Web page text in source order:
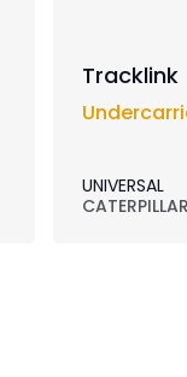
Tracklink
UNIVERSAL
CATERPILLAR